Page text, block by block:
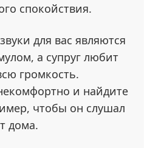
спокойствия.
для вас являются
а супруг любит
громкость.
и найдите
чтобы он слушал
дома.